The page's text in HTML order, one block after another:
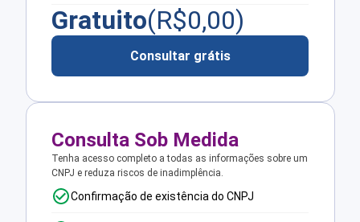
Gratuito(R$0,00)
Consultar grátis
Consulta Sob Medida
Tenha acesso completo a todas as informações sobre um
CNPJ e reduza riscos de inadimplência.
Confirmação de existência do CNPJ